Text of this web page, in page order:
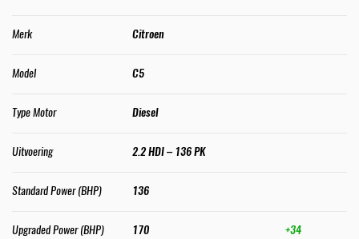
Merk Citroen
Model C5
Type Motor Diesel
Uitvoering 2.2 HDI – 136 PK
Standard Power (BHP) 136
Upgraded Power (BHP) 170 +34